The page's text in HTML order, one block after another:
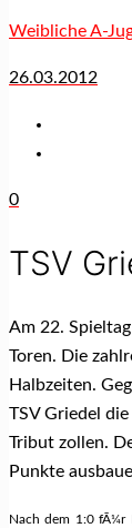
Weibliche A-
26.03.2012
0
TSV
Am 22.
Toren. Die
Halbzeiten.
TSV Griedel
Tribut zollen.
Punkte
Nach dem 1:0 fÃ¼r